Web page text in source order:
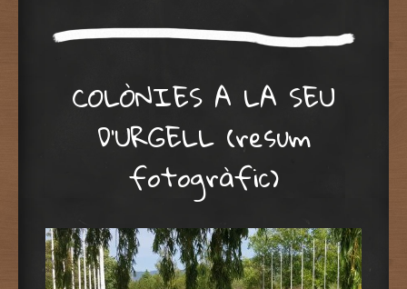
COLÒNIES A LA SEU
D’URGELL (resum
fotogràfic)